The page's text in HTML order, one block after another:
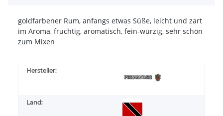
goldfarbener Rum, anfangs etwas Süße, leicht und zart
im Aroma, fruchtig, aromatisch, fein-würzig, sehr schön
zum Mixen
Hersteller:
Land: